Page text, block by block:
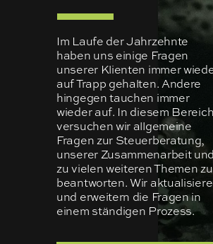
Im Laufe der Jahrzehnte
haben uns einige Fragen
unserer Klienten immer
auf Trapp gehalten. Andere
hingegen tauchen immer
wieder auf. In diesem Bereich
versuchen wir allgemeine
Fragen zur Steuerberatung,
unserer Zusammenarbeit und
zu vielen weiteren Themen zu
beantworten. Wir
und erweitern die Fragen in
einem ständigen Prozess.